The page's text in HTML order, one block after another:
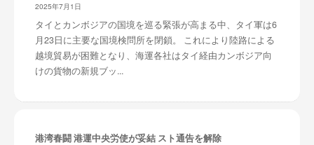
2025年7月1日
タイとカンボジアの国境を巡る緊張が高まる中、タイ軍は6
月23日に主要な国境検問所を閉鎖。 これにより陸路による
越境貿易が困難となり、海運各社はタイ経由カンボジア向
けの貨物の新規ブッ...
港湾春闘 港運中央労使が妥結 スト通告を解除